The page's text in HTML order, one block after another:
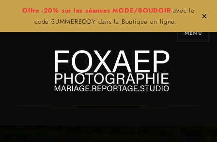
Offre -20% sur les séances MODE/BOUDOIR avec le
code SUMMERBODY dans la Boutique en ligne.
×
MENU